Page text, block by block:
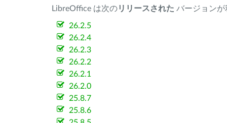
LibreOffice は次のリリースされた バージョンが
26.2.5
26.2.4
26.2.3
26.2.2
26.2.1
26.2.0
25.8.7
25.8.6